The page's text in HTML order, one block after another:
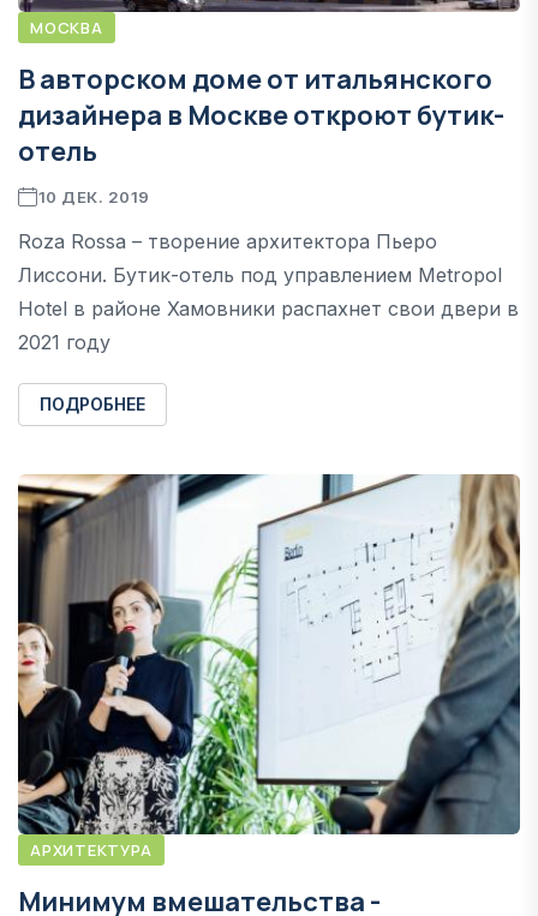
МОСКВА
В авторском доме от итальянского
дизайнера в Москве откроют бутик-
отель
10 ДЕК. 2019
Roza Rossa – творение архитектора Пьеро
Лиссони. Бутик-отель под управлением Metropol
Hotel в районе Хамовники распахнет свои двери в
2021 году
ПОДРОБНЕЕ
АРХИТЕКТУРА
Минимум вмешательства -